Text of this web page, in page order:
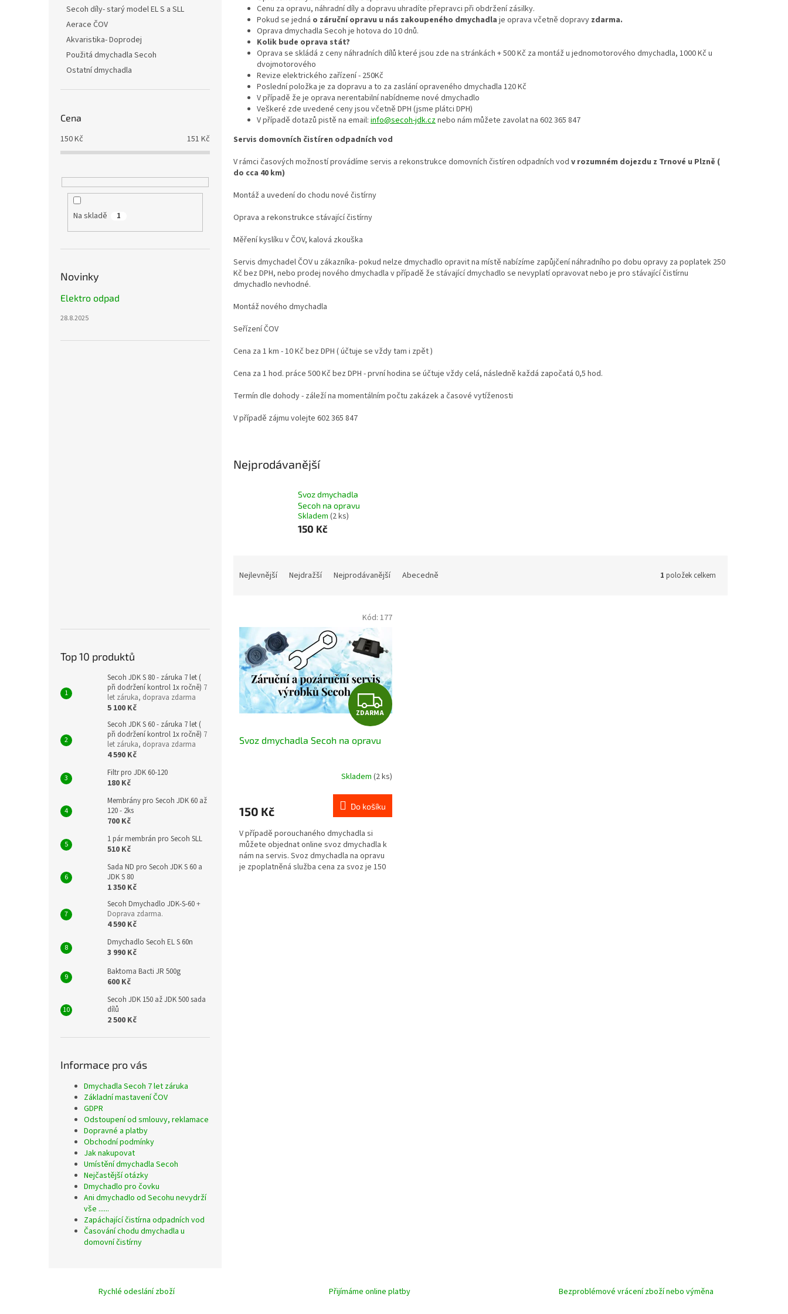
Secoh díly- starý model EL S a SLL
Aerace ČOV
Akvaristika- Doprodej
Použitá dmychadla Secoh
Ostatní dmychadla
Cena
150Kč 151 Kč
Na skladě 1
Novinky
Elektro odpad
28.8.2025
Top 10 produktů
Secoh JDK S 80 - záruka 7 let (
při dodržení kontrol 1x ročně) 7
let záruka, doprava zdarma
5 100 Kč
Secoh JDK S 60 - záruka 7 let (
při dodržení kontrol 1x ročně) 7
let záruka, doprava zdarma
4 590 Kč
Filtr pro JDK 60-120
180 Kč
Membrány pro Secoh JDK 60 až
120 - 2ks
700 Kč
1 pár membrán pro Secoh SLL
510 Kč
Sada ND pro Secoh JDK S 60 a
JDK S 80
1 350 Kč
Secoh Dmychadlo JDK-S-60+
Doprava zdarma.
4 590 Kč
Dmychadlo Secoh EL S 60n
3 990 Kč
Baktoma Bacti JR 500g
600 Kč
Secoh JDK 150 až JDK 500 sada
dílů
2 500 Kč
Informace pro vás
Dmychadla Secoh 7 let záruka
Základní mastavení ČOV
GDPR
Odstoupení od smlouvy, reklamace
Dopravné a platby
Obchodní podmínky
Jak nakupovat
Umístění dmychadla Secoh
Nejčastější otázky
Dmychadlo pro čovku
Ani dmychadlo od Secohu nevydrží
vše ......
Zapáchající čistírna odpadních vod
Časování chodu dmychadla u
domovní čistírny
Cenu za opravu, náhradní díly a dopravu uhradíte přepravci při obdržení zásilky.
Pokud se jedná o záruční opravu u nás zakoupeného dmychadla je oprava včetně dopravy zdarma.
Oprava dmychadla Secoh je hotova do 10 dnů.
Kolik bude oprava stát?
Oprava se skládá z ceny náhradních dílů které jsou zde na stránkách + 500 Kč za montáž u jednomotorového dmychadla, 1000 Kč u
dvojmotorového
Revize elektrického zařízení - 250Kč
Poslední položka je za dopravu a to za zaslání opraveného dmychadla 120 Kč
V případě že je oprava nerentabilní nabídneme nové dmychadlo
Veškeré zde uvedené ceny jsou včetně DPH (jsme plátci DPH)
V případě dotazů pistě na email: info@secoh-jdk.cznebo nám můžete zavolat na 602 365 847
Servis domovních čistíren odpadních vod
V rámci časových možností provádíme servis a rekonstrukce domovních čistíren odpadních vod v rozumném dojezdu z Trnové u Plzně (
do cca 40 km)
Montáž a uvedení do chodu nové čistírny
Oprava a rekonstrukce stávající čistírny
Měření kyslíku v ČOV, kalová zkouška
Servis dmychadel ČOV u zákazníka- pokud nelze dmychadlo opravit na místě nabízíme zapůjčení náhradního po dobu opravy za poplatek 250
Kč bez DPH, nebo prodej nového dmychadla v případě že stávající dmychadlo se nevyplatí opravovat nebo je pro stávající čistírnu
dmychadlo nevhodné.
Montáž nového dmychadla
Seřízení ČOV
Cena za 1 km - 10 Kč bez DPH ( účtuje se vždy tam i zpět )
Cena za 1 hod. práce 500 Kč bez DPH - první hodina se účtuje vždy celá, následně každá započatá 0,5 hod.
Termín dle dohody - záleží na momentálním počtu zakázek a časové vytíženosti
V případě zájmu volejte 602 365 847
Nejprodávanější
Svoz dmychadla
Secoh na opravu
Skladem (2 ks)
150 Kč
p
Nejlevnější Nejdražší Nejprodávanější Abecedně 1 položek celkem
p
p
Z
D
R
M
A
ZDARMA
Svoz dmychadla Secoh na opravu
Skladem (2 ks)
150 Kč Do košíku
V případě porouchaného dmychadla si
můžete objednat online svoz dmychadla k
nám na servis. Svoz dmychadla na opravu
je zpoplatněná služba cena za svoz je 150
Kód: 177
Rychlé odeslání zboží Přijímáme online platby Bezproblémové vrácení zboží nebo výměna